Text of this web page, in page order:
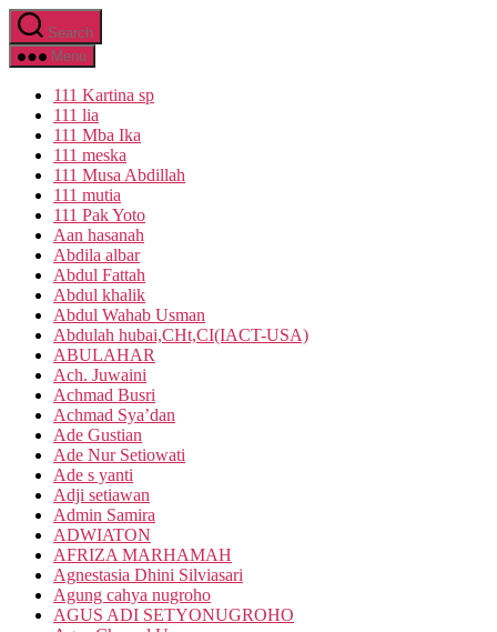
Skip
to
the
Search
Menu
111 Kartina sp
111 lia
111 Mba Ika
111 meska
111 Musa Abdillah
111 mutia
111 Pak Yoto
Aan hasanah
Abdila albar
Abdul Fattah
Abdul khalik
Abdul Wahab Usman
Abdulah hubai,CHt,CI(IACT-USA)
ABULAHAR
Ach. Juwaini
Achmad Busri
Achmad Sya’dan
Ade Gustian
Ade Nur Setiowati
Ade s yanti
Adji setiawan
Admin Samira
ADWIATON
AFRIZA MARHAMAH
Agnestasia Dhini Silviasari
Agung cahya nugroho
AGUS ADI SETYONUGROHO